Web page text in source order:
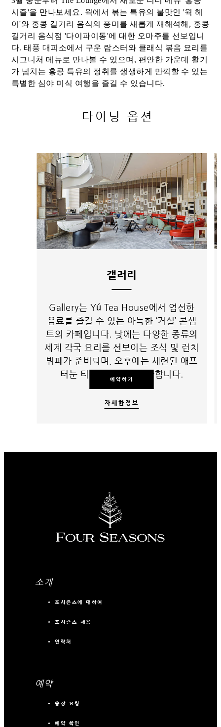
시즐'을 만나보세요. 웍에서 볶는 특유의 불맛인 '웍 헤
이'와 홍콩 길거리 음식의 풍미를 새롭게 재해석해, 홍콩
길거리 음식점 '다이파이동'에 대한 오마주를 선보입니
다. 태풍 대피소에서 구운 랍스터와 클래식 볶음 요리를
시그니처 메뉴로 만나볼 수 있으며, 편안한 가운데 활기
가 넘치는 홍콩 특유의 정취를 생생하게 만끽할 수 있는
특별한 심야 미식 여행을 즐길 수 있습니다.
다이닝 옵션
갤러리
Gallery는 Yú Tea House에서 엄선한
음료를 즐길 수 있는 아늑한 ‘거실’ 콘셉
트의 카페입니다. 낮에는 다양한 종류의
세계 각국 요리를 선보이는 조식 및 런치
뷔페가 준비되며, 오후에는 세련된 애프
터눈 티 공간으로 탈바꿈합니다.
예약하기
자세한정보
소개
포시즌스에 대하여
포시즌스 채용
연락처
예약
송장 요청
예약 확인